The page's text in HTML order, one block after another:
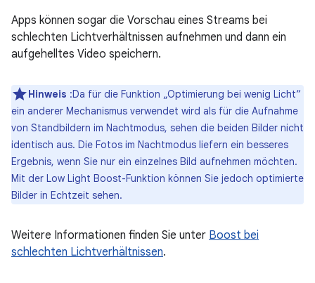
Apps können sogar die Vorschau eines Streams bei
schlechten Lichtverhältnissen aufnehmen und dann ein
aufgehelltes Video speichern.
Hinweis :Da für die Funktion „Optimierung bei wenig Licht“
ein anderer Mechanismus verwendet wird als für die Aufnahme
von Standbildern im Nachtmodus, sehen die beiden Bilder nicht
identisch aus. Die Fotos im Nachtmodus liefern ein besseres
Ergebnis, wenn Sie nur ein einzelnes Bild aufnehmen möchten.
Mit der Low Light Boost-Funktion können Sie jedoch optimierte
Bilder in Echtzeit sehen.
Weitere Informationen finden Sie unter Boost bei
schlechten Lichtverhältnissen.